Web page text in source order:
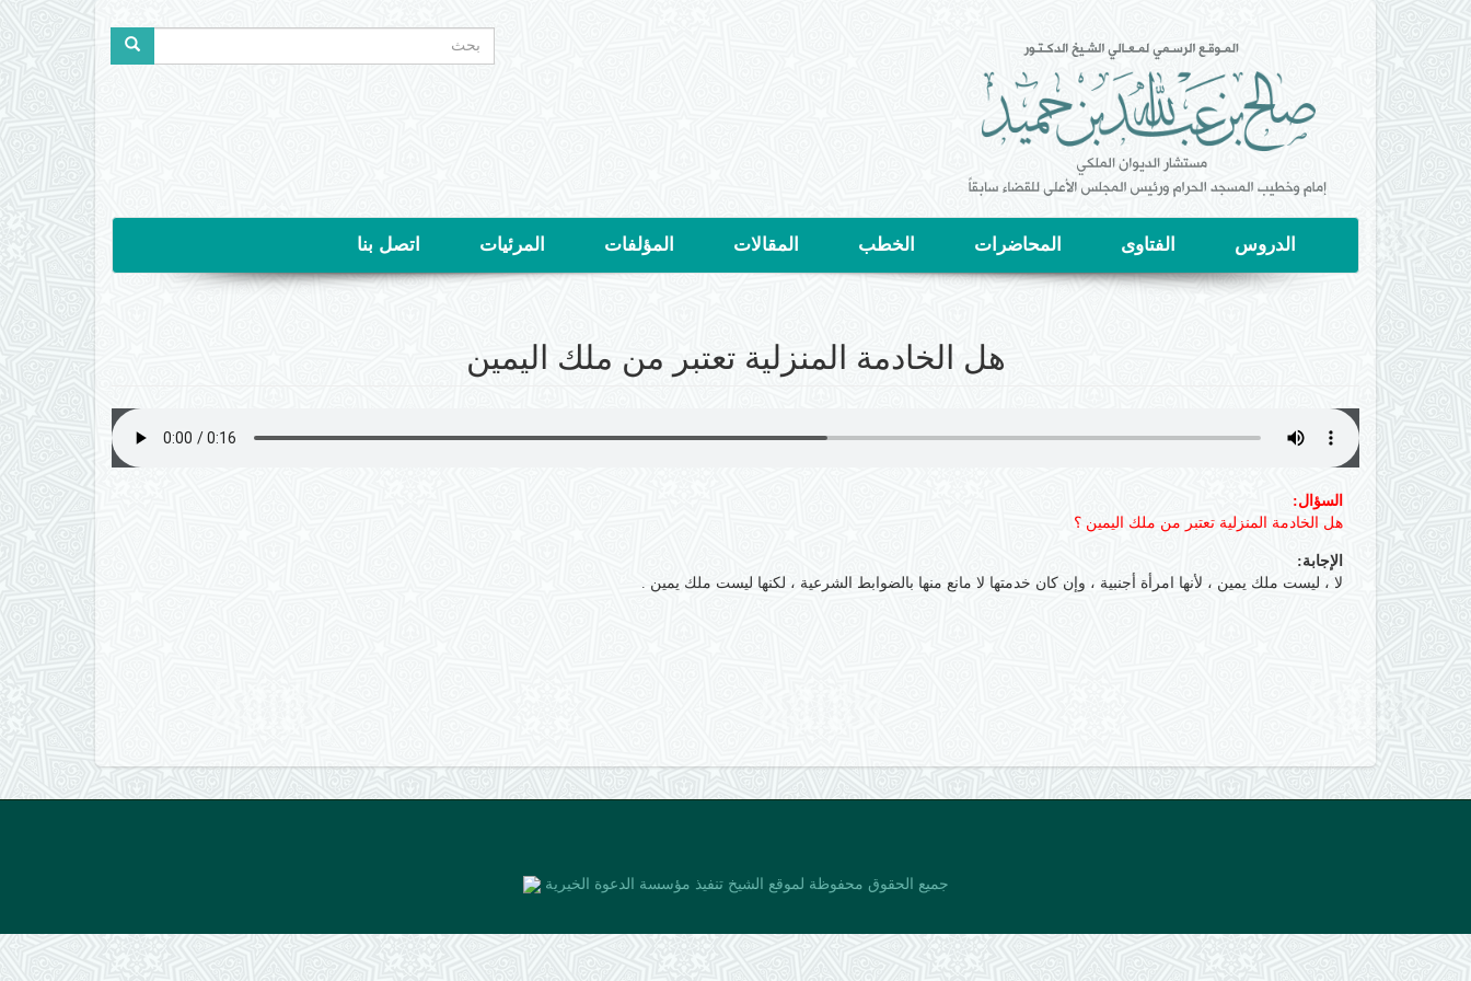
استمارة
البحث
الدروس الفتاوى المحاضرات الخطب المقالات المؤلفات المرئيات اتصل بنا
هل الخادمة المنزلية تعتبر من ملك اليمين
السؤال:
هل الخادمة المنزلية تعتبر من ملك اليمين ؟
الإجابة:
لا ، ليست ملك يمين ، لأنها امرأة أجنبية ، وإن كان خدمتها لا مانع منها بالضوابط الشرعية ، لكنها ليست ملك يمين .
جميع الحقوق محفوظة لموقع الشيختنفيذ مؤسسة الدعوة الخيرية